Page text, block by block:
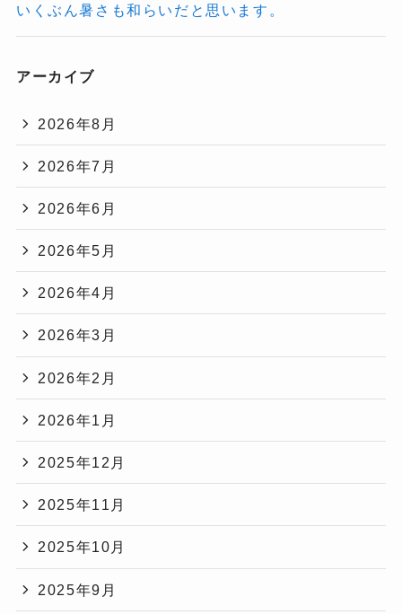
いくぶん暑さも和らいだと思います。
アーカイブ
2026年8月
2026年7月
2026年6月
2026年5月
2026年4月
2026年3月
2026年2月
2026年1月
2025年12月
2025年11月
2025年10月
2025年9月